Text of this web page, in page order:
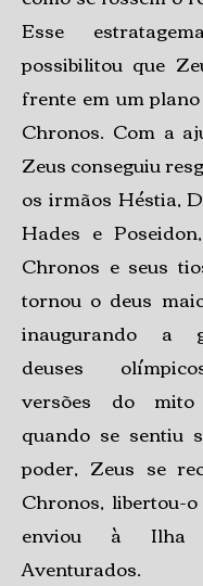
Esse
possibilitou que
frente em um
Chronos. Com a
Zeus conseguiu
os irmãos Héstia,
Hades e
Chronos e seus
tornou o deus
inaugurando a
deuses
versões do
quando se sentiu
poder, Zeus se
Chronos, libertou-
enviou à Ilha
Aventurados.